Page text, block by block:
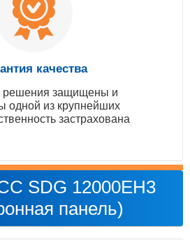
качества
решения защищены и
одной из крупнейших
застрахована
SDG 12000EH3
панель)